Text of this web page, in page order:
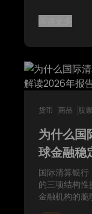
货币 商品 股票
为什么国
球金融稳
的三大关
国际清算银行
的三项结构
金融机构的脆